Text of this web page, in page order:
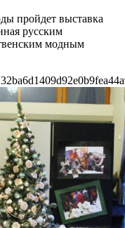
пройдет выставка
русским
модным